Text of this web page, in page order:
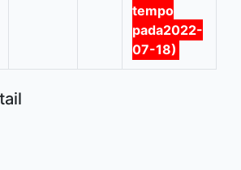
tempo
pada2022-
07-18)